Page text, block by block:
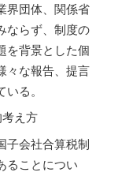
界団体、関係省
ならず、制度の
を背景とした個
々な報告、提言
る。
考え方
子会社合算税制
ることについ